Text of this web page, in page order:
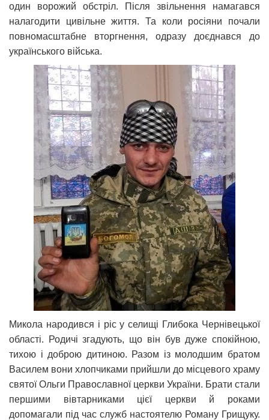
один ворожий обстріл. Після звільнення намагався
налагодити цивільне життя. Та коли росіяни почали
повномасштабне вторгнення, одразу доєднався до
українського війська.
Микола народився і ріс у селищі Глибока Чернівецької
області. Родичі згадують, що він був дуже спокійною,
тихою і доброю дитиною. Разом із молодшим братом
Василем вони хлопчиками прийшли до місцевого храму
святої Ольги Православної церкви України. Брати стали
першими вівтарниками цієї церкви й роками
допомагали під час служб настоятелю Роману Грищуку.